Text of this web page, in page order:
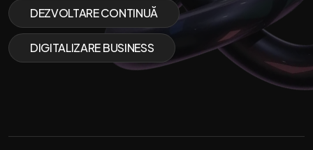
DEZVOLTARE CONTINUĂ
DIGITALIZARE BUSINESS